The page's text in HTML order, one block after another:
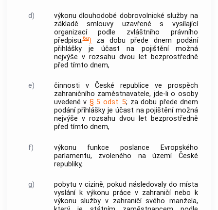
d)
výkonu dlouhodobé dobrovolnické služby na
základě smlouvy uzavřené s vysílající
organizací podle zvláštního právního
předpisu;6a) za dobu přede dnem podání
přihlášky je účast na pojištění možná
nejvýše v rozsahu dvou let bezprostředně
před tímto dnem,
e)
činnosti v České republice ve prospěch
zahraničního zaměstnavatele, jde-li o osoby
uvedené v § 5 odst. 5; za dobu přede dnem
podání přihlášky je účast na pojištění možná
nejvýše v rozsahu dvou let bezprostředně
před tímto dnem,
f)
výkonu funkce poslance Evropského
parlamentu, zvoleného na území České
republiky,
g)
pobytu v cizině, pokud následovaly do místa
vyslání k výkonu práce v zahraničí nebo k
výkonu služby v zahraničí svého manžela,